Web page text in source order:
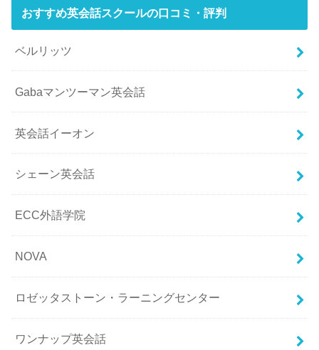
おすすめ英会話スクールの口コミ・評判
ベルリッツ
Gabaマンツーマン英会話
英会話イーオン
シェーン英会話
ECC外語学院
NOVA
ロゼッタストーン・ラーニングセンター
ワンナップ英会話